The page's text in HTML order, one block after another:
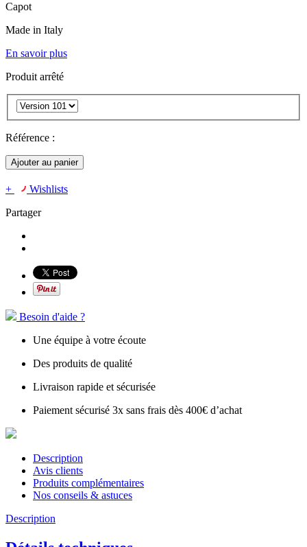
Capot
Made in Italy
En savoir plus
Produit arrêté
Référence :
Ajouter au panier
+
Wishlists
Partager
Besoin d'aide ?
Une équipe à votre écoute
Des produits de qualité
Livraison rapide et sécurisée
Paiement sécurisé 3x sans frais dès 400€ d’achat
Description
Avis clients
Produits complémentaires
Nos conseils & astuces
Description